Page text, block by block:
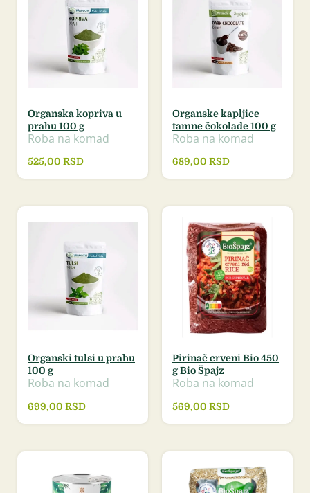
Organska kopriva u
prahu 100 g
Roba na komad
525,00 RSD
Organske kapljice
tamne čokolade 100 g
Roba na komad
689,00 RSD
Organski tulsi u prahu
100 g
Roba na komad
699,00 RSD
Pirinač crveni Bio 450
g Bio Špajz
Roba na komad
569,00 RSD